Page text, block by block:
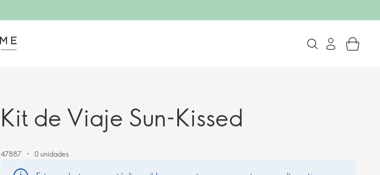
Kit de Viaje Sun-Kissed
47887 0 unidades.